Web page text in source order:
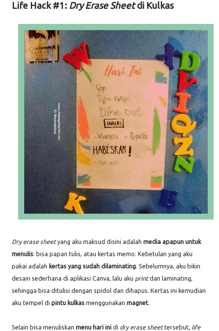
Life Hack #1: Dry Erase Sheetdi Kulkas
Dry erase sheetyang aku maksud disini adalah media apapun untuk
menulis: bisa papan tulis, atau kertas memo. Kebetulan yang aku
pakai adalah kertas yang sudah dilaminating. Sebelumnya, aku bikin
desain sederhana di aplikasi Canva, lalu aku printdan laminating,
sehingga bisa ditulisi dengan spidol dan dihapus. Kertas ini kemudian
aku tempel di pintu kulkas menggunakan magnet.
Selain bisa menuliskan menu hari ini di dry erase sheettersebut, life